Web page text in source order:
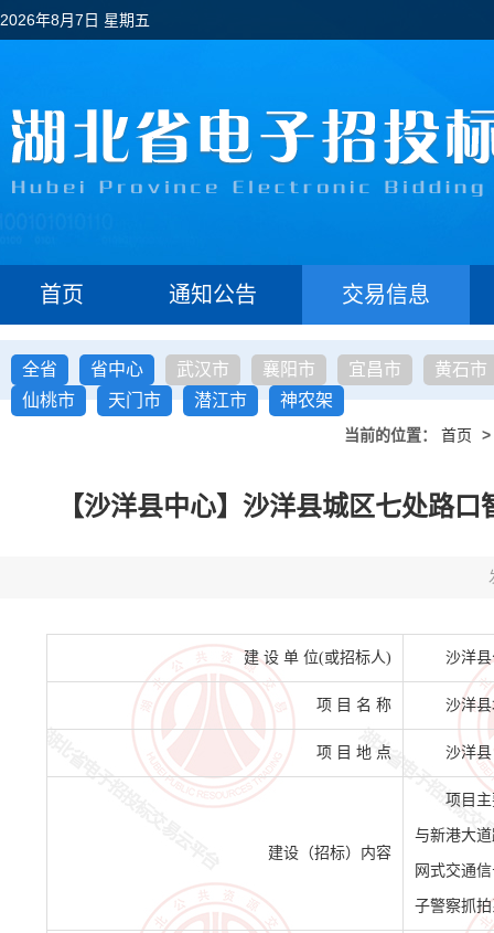
2026年8月7日 星期五
首页 通知公告 交易信息
全省 省中心 武汉市 襄阳市 宜昌市
黄石市
仙桃市
天门市 潜江市 神农架
当前的位置： 首页 >
【沙洋县中心】沙洋县城区七处路
建 设 单 位(或招标人) 沙洋
项 目 名 称 沙洋
项 目 地 点 沙洋县
建设（招标）内容
项目
与新港大
网式交通
子警察抓